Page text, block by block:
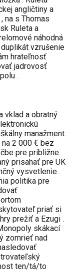
angličtiny a
na s Thomas
Ruleta a
náhodná
vzrušenie
hrateľnosť
jadrovosť
.
vklad a obratný
manažment.
2 000 € bez
pre približne
prisahať pre UK
vysvetlenie .
politika pre
priať si
prežiť a Ezugi .
skákací
zomrieť nad
ten/tá/to